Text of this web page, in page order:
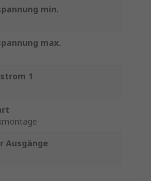
min.
max.
1
Ausgänge